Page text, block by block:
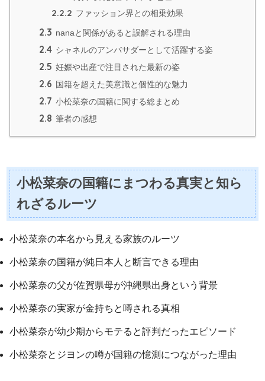
2.2.2 ファッション界との相乗効果
2.3 nanaと関係があると誤解される理由
2.4 シャネルのアンバサダーとして活躍する姿
2.5 妊娠や出産で注目された最新の姿
2.6 国籍を超えた美意識と個性的な魅力
2.7 小松菜奈の国籍に関する総まとめ
2.8 筆者の感想
小松菜奈の国籍にまつわる真実と知ら
れざるルーツ
小松菜奈の本名から見える家族のルーツ
小松菜奈の国籍が純日本人と断言できる理由
小松菜奈の父が佐賀県母が沖縄県出身という背景
小松菜奈の実家が金持ちと噂される真相
小松菜奈が幼少期からモテると評判だったエピソード
小松菜奈とジヨンの噂が国籍の憶測につながった理由